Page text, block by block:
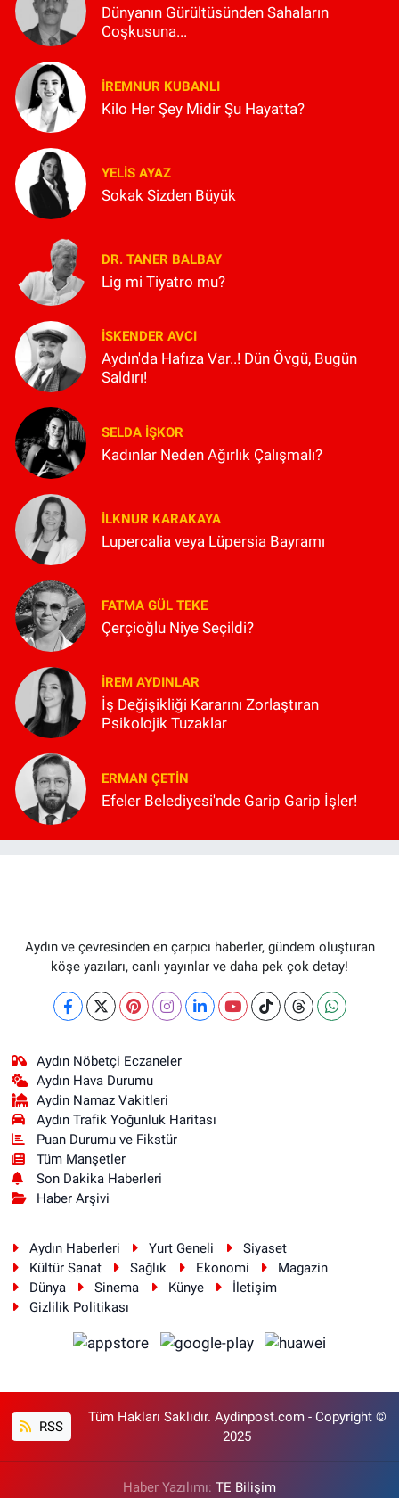
Dünyanın Gürültüsünden Sahaların
Coşkusuna...
İREMNUR KUBANLI
Kilo Her Şey Midir Şu Hayatta?
YELIS AYAZ
Sokak Sizden Büyük
DR. TANER BALBAY
Lig mi Tiyatro mu?
İSKENDER AVCI
Aydın'da Hafıza Var..! Dün Övgü, Bugün
Saldırı!
SELDA İŞKOR
Kadınlar Neden Ağırlık Çalışmalı?
İLKNUR KARAKAYA
Lupercalia veya Lüpersia Bayramı
FATMA GÜL TEKE
Çerçioğlu Niye Seçildi?
İREM AYDINLAR
İş Değişikliği Kararını Zorlaştıran
Psikolojik Tuzaklar
ERMAN ÇETIN
Efeler Belediyesi'nde Garip Garip İşler!
Aydın ve çevresinden en çarpıcı haberler, gündem oluşturan
köşe yazıları, canlı yayınlar ve daha pek çok detay!
Aydın Nöbetçi Eczaneler
Aydın Hava Durumu
Aydin Namaz Vakitleri
Aydın Trafik Yoğunluk Haritası
Puan Durumu ve Fikstür
Tüm Manşetler
Son Dakika Haberleri
Haber Arşivi
Aydın Haberleri Yurt Geneli
Siyaset
Kültür Sanat
Sağlık Ekonomi
Magazin
Dünya
Sinema Künye
İletişim
Gizlilik Politikası
RSS
Tüm Hakları Saklıdır. Aydinpost.com - Copyright ©
2025
Haber Yazılımı: TE Bilişim